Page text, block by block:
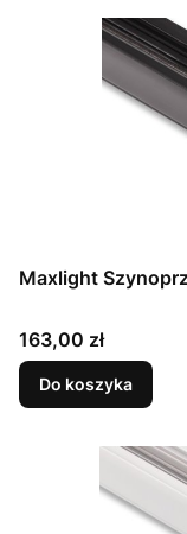
Maxlight
Cena
163,00 zł
Do koszyka